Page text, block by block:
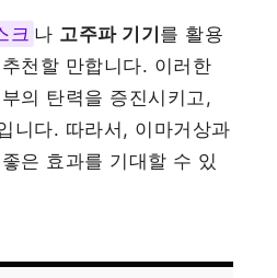
크 나 고주파 기기 를 활용
천할 만합니다. 이러한
의 탄력을 증진시키고,
니다. 따라서, 이마거상과
은 효과를 기대할 수 있